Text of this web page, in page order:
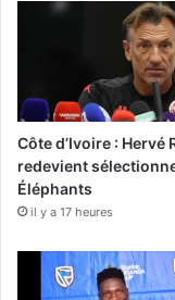
Côte d’Ivoire : Hervé
redevient
Éléphants
il y a 17 heures